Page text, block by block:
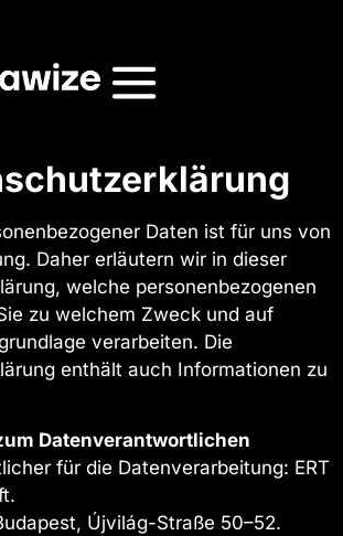
Daten ist für uns von
Daher erläutern wir in dieser
welche personenbezogenen
zu welchem Zweck und auf
verarbeiten. Die
enthält auch Informationen zu
Datenverantwortlichen
für die Datenverarbeitung: ERT
Újvilág-Straße 50–52.